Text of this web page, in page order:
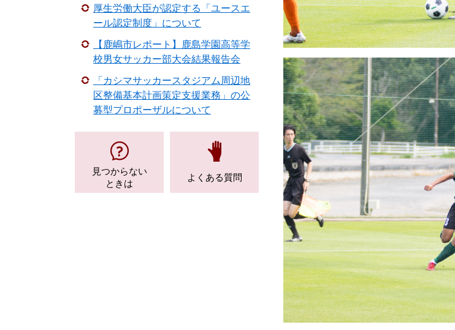
厚生労働大臣が認定する「ユースエ
ール認定制度」について
【鹿嶋市レポート】鹿島学園高等学
校男女サッカー部大会結果報告会
「カシマサッカースタジアム周辺地
区整備基本計画策定支援業務」の公
募型プロポーザルについて
見つからない
ときは
よくある質問